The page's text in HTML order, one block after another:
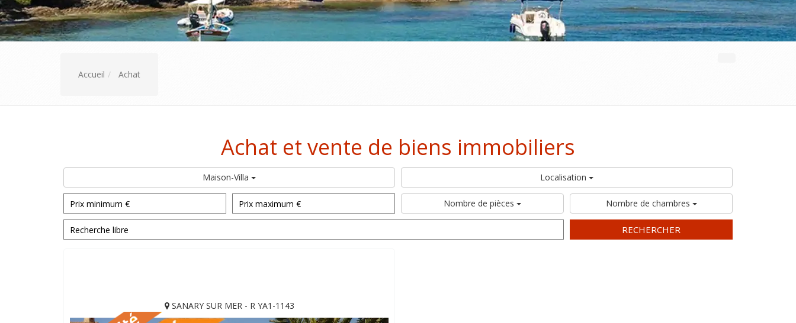
Accueil Achat
Achat et vente de biens immobiliers
Maison-Villa Localisation
Nombre de pièces Nombre de chambres
RECHERCHER
SANARY SUR MER - R YA1-1143